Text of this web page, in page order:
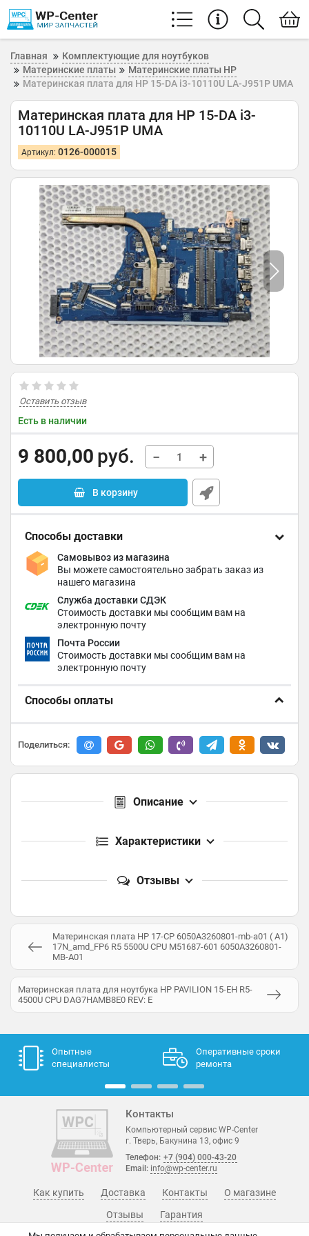
Главная
Комплектующие для ноутбуков
Материнские платы
Материнские платы HP
Материнская плата для HP 15-DA i3-10110U LA-J951P UMA
Материнская плата для HP 15-DA i3-
10110U LA-J951P UMA
Артикул: 0126-000015
Оставить отзыв
Есть в наличии
9 800,00 руб. − +
В корзину
Способы доставки
Самовывоз из магазина
Вы можете самостоятельно забрать заказ из
нашего магазина
Служба доставки СДЭК
Стоимость доставки мы сообщим вам на
электронную почту
Почта России
Стоимость доставки мы сообщим вам на
электронную почту
Способы оплаты
Поделиться:
Описание
Характеристики
Отзывы
Материнская плата HP 17-CP 6050A3260801-mb-a01 ( A1)
17N_amd_FP6 R5 5500U CPU M51687-601 6050A3260801-
MB-A01
Материнская плата для ноутбука HP PAVILION 15-EH R5-
4500U CPU DАG7НАМВ8E0 RЕV: E
Опытные
специалисты
Оперативные сроки
ремонта
Контакты
Компьютерный сервис WP-Center
г. Тверь, Бакунина 13, офис 9
Телефон: +7 (904) 000-43-20
Email: info@wp-center.ru
О магазине
Гарантия
Отзывы
Как купить Доставка Контакты